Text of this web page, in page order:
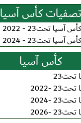
تصفيات كأس آسيا
تحت23 - 2022
تحت23 - 2024
كأس آسيا
-2022
-2024
-2026